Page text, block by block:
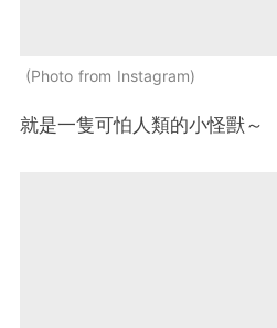
Photo from Instagram
就是一隻可怕人類的小怪獸～